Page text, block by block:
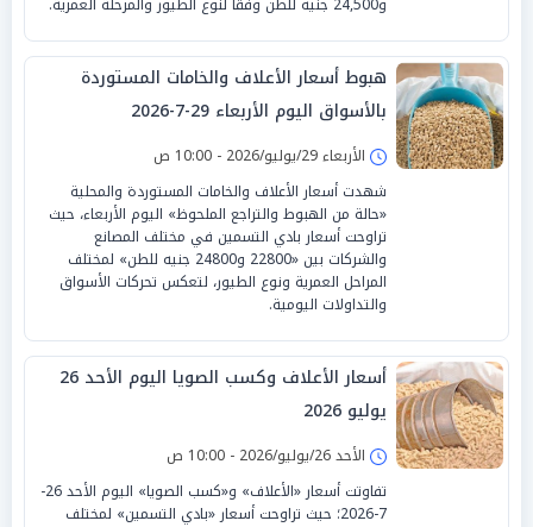
هبوط أسعار الأعلاف والخامات المستوردة
بالأسواق اليوم الأربعاء 29-7-2026
الأربعاء 29/يوليو/2026 - 10:00 ص
شهدت أسعار الأعلاف والخامات المستوردة والمحلية
«حالة من الهبوط والتراجع الملحوظ» اليوم الأربعاء، حيث
تراوحت أسعار بادي التسمين في مختلف المصانع
والشركات بين «22800 و24800 جنيه للطن» لمختلف
المراحل العمرية ونوع الطيور، لتعكس تحركات الأسواق
والتداولات اليومية.
أسعار الأعلاف وكسب الصويا اليوم الأحد 26
يوليو 2026
الأحد 26/يوليو/2026 - 10:00 ص
تفاوتت أسعار «الأعلاف» و«كسب الصويا» اليوم الأحد 26-
7-2026؛ حيث تراوحت أسعار «بادي التسمين» لمختلف